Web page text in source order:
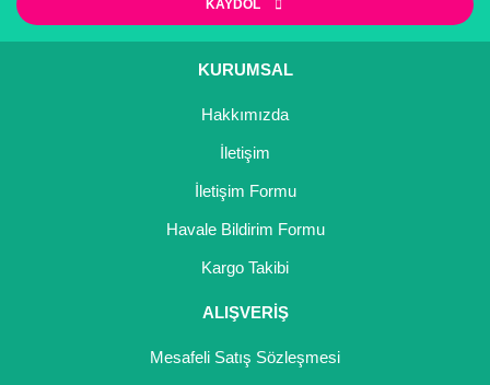
Gönder
KAYDOL
KURUMSAL
Hakkımızda
İletişim
İletişim Formu
Havale Bildirim Formu
Kargo Takibi
ALIŞVERİŞ
Mesafeli Satış Sözleşmesi